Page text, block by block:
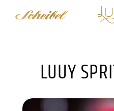
Inhalt
LUUY